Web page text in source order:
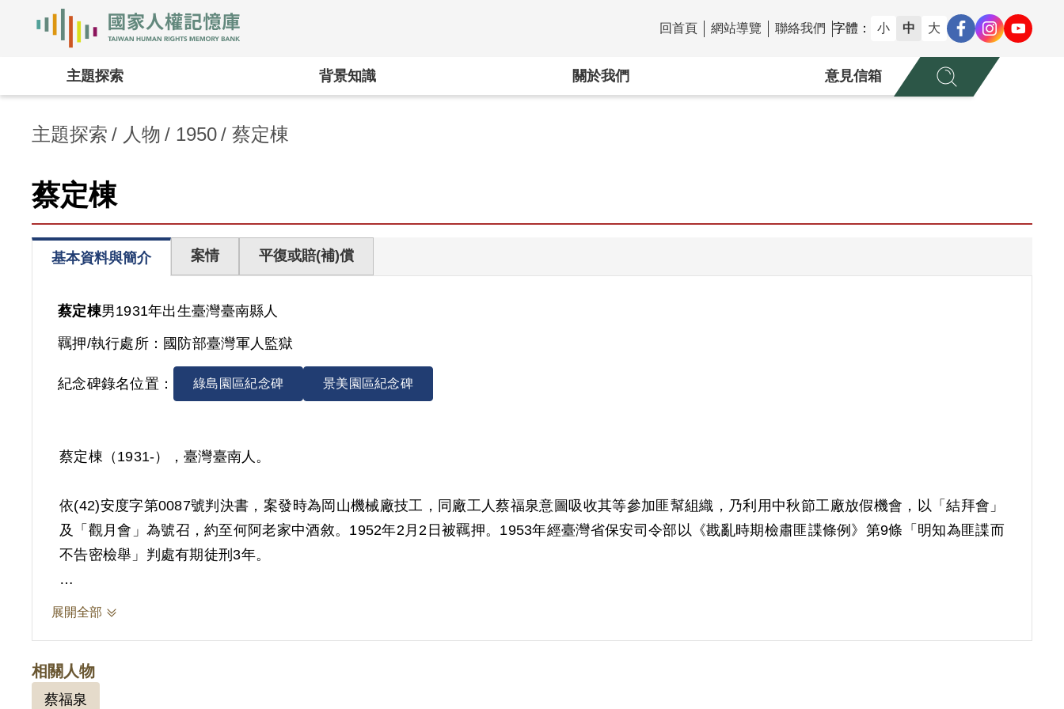
:::
回首頁 網站導覽 聯絡我們 字體： 小 中 大
主題探索 背景知識 關於我們 意見信箱
主題探索 人物 1950 蔡定棟
蔡定棟
基本資料與簡介 案情 平復或賠(補)償
蔡定棟男1931年出生臺灣臺南縣人
羈押/執行處所： 國防部臺灣軍人監獄
紀念碑錄名位置： 綠島園區紀念碑 景美園區紀念碑
蔡定棟（1931-），臺灣臺南人。
依(42)安度字第0087號判決書，案發時為岡山機械廠技工，同廠工人蔡福泉意圖吸收其等參加匪幫組織，乃利用中秋節工廠放假機會，以「結拜會」
及「觀月會」為號召，約至何阿老家中酒敘。1952年2月2日被羈押。1953年經臺灣省保安司令部以《戡亂時期檢肅匪諜條例》第9條「明知為匪諜而
不告密檢舉」判處有期徒刑3年。
其於2010年10月向補償基金會提出申請，2011年4月經第7屆第5次董監事會審核通過予以補償。補償理由為原判決認定其明知蔡福泉為匪諜而不告密
2018年12月經促轉會公告撤銷判決處分。
展開全部
相關人物
蔡福泉